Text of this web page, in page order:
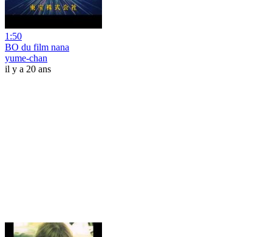
1:50
BO du film nana
yume-chan
il y a 20 ans